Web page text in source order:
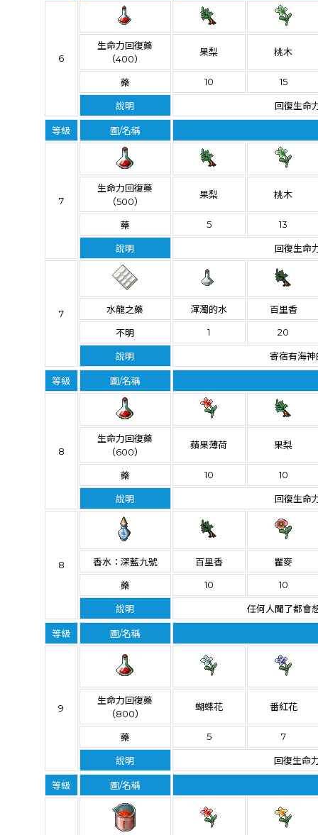
6
生命力回復藥
（400）
果梨 桃木
藥 10 15
說明 回復生命
等級 圖/名稱
7
生命力回復藥
（500）
果梨 桃木
藥 5 13
說明 回復生命
7 水龍之藥 渾濁的水 百里香
不明 1 20
說明 寄宿有海
等級 圖/名稱
8
生命力回復藥
（600）
蘋果薄荷 果梨
藥 10 10
說明 回復生命
8 香水：深藍九號 百里香 瞿麥
藥 10 10
說明 任何人聞了都會
等級 圖/名稱
9
生命力回復藥
（800）
蝴蝶花 番紅花
藥 5 7
說明 回復生命
等級 圖/名稱